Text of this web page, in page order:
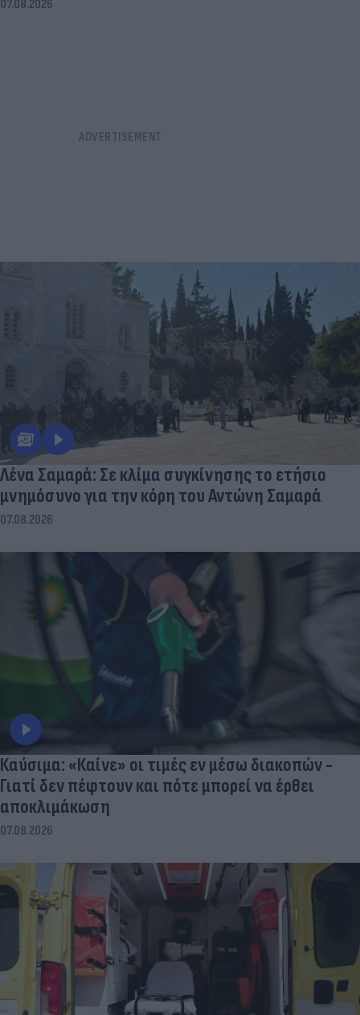
07.08.2026
Λένα Σαμαρά: Σε κλίμα συγκίνησης το ετήσιο
μνημόσυνο για την κόρη του Αντώνη Σαμαρά
07.08.2026
Καύσιμα: «Καίνε» οι τιμές εν μέσω διακοπών -
Γιατί δεν πέφτουν και πότε μπορεί να έρθει
αποκλιμάκωση
07.08.2026